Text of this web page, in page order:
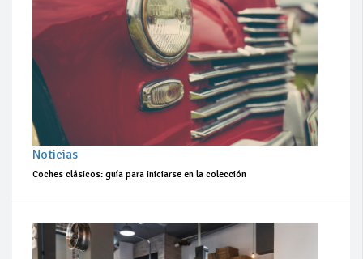
Noticias
Coches clásicos: guía para iniciarse en la colección